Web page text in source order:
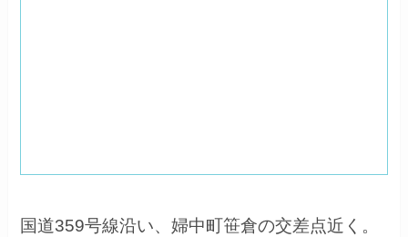
国道359号線沿い、婦中町笹倉の交差点近く。